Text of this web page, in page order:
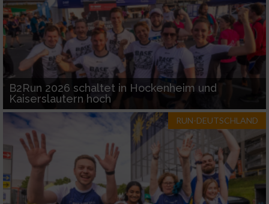
B2Run 2026 schaltet in Hockenheim und
Kaiserslautern hoch
RUN-DEUTSCHLAND